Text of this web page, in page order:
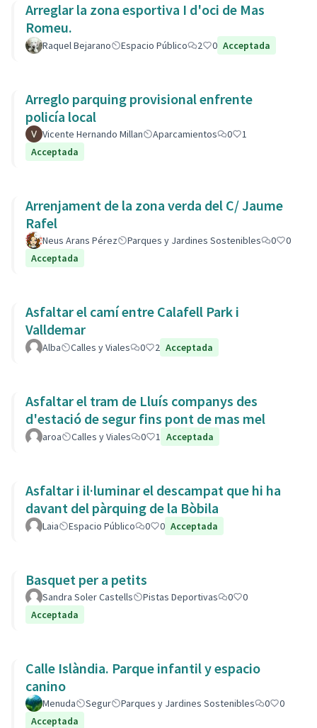
Arreglar la zona esportiva I d'oci de Mas
Romeu.
Raquel Bejarano Espacio Público 2 0 Acceptada
Arreglo parquing provisional enfrente
policía local
Vicente Hernando Millan Aparcamientos 0
1
Acceptada
Arrenjament de la zona verda del C/ Jaume
Rafel
Neus Arans Pérez Parques y Jardines Sostenibles 0
0
Acceptada
Asfaltar el camí entre Calafell Park i
Valldemar
Alba Calles y Viales 0 2 Acceptada
Asfaltar el tram de Lluís companys des
d'estació de segur fins pont de mas mel
aroa Calles y Viales 0 1 Acceptada
Asfaltar i il·luminar el descampat que hi ha
davant del pàrquing de la Bòbila
Laia Espacio Público 0 0 Acceptada
Basquet per a petits
Sandra Soler Castells Pistas Deportivas 0
0
Acceptada
Calle Islàndia. Parque infantil y espacio
canino
Menuda Segur Parques y Jardines Sostenibles 0
0
Acceptada